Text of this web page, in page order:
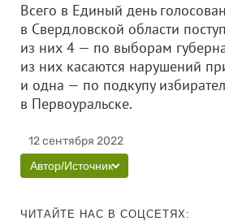
Всего в Единый день
в Свердловской области
из них 4 — по выборам
из них касаются нарушений
и одна — по подкупу
в Первоуральске.
12 сентября 2022
Автор/Источник
ЧИТАЙТЕ НАС В СОЦСЕТЯХ: